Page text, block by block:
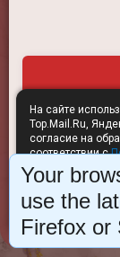
На сайте
Top.Mail.Ru,
согласие на
соответствии с
продолжит
Your
use the
Firefox or